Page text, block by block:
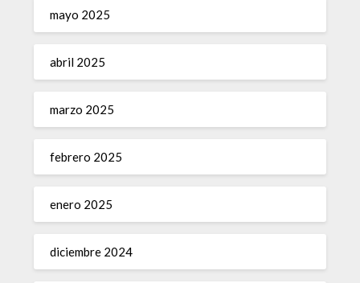
mayo 2025
abril 2025
marzo 2025
febrero 2025
enero 2025
diciembre 2024